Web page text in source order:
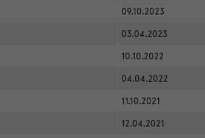
09.10.2023
03.04.2023
10.10.2022
04.04.2022
11.10.2021
12.04.2021